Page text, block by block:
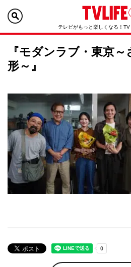
テレビがもっと楽しくなる！
『モダンラブ・東京
形～』